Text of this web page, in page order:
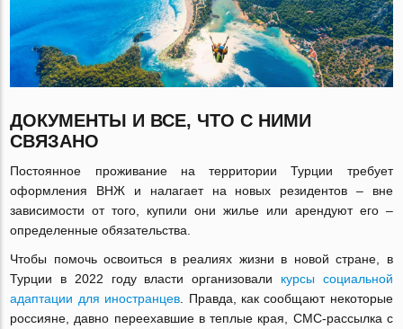
ДОКУМЕНТЫ И ВСЕ, ЧТО С НИМИ
СВЯЗАНО
Постоянное проживание на территории Турции требует
оформления ВНЖ и налагает на новых резидентов – вне
зависимости от того, купили они жилье или арендуют его –
определенные обязательства.
Чтобы помочь освоиться в реалиях жизни в новой стране, в
Турции в 2022 году власти организовали курсы социальной
адаптации для иностранцев . Правда, как сообщают некоторые
россияне, давно переехавшие в теплые края, СМС-рассылка с